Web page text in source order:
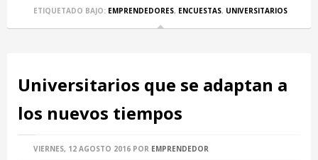
ETIQUETADO BAJO: EMPRENDEDORES, ENCUESTAS, UNIVERSITARIOS
Universitarios que se adaptan a
los nuevos tiempos
VIERNES, 12 AGOSTO 2016 POR EMPRENDEDOR